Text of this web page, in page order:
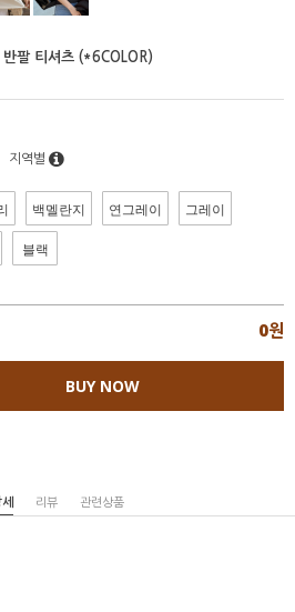
반팔 티셔츠 (*6COLOR)
지역별
백멜란지 연그레이 그레이
블랙
0원
BUY NOW
리뷰 관련상품